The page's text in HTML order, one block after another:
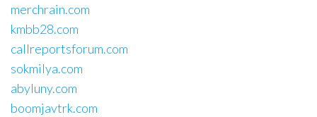
merchrain.com
kmbb28.com
callreportsforum.com
sokmilya.com
abyluny.com
boomjavtrk.com